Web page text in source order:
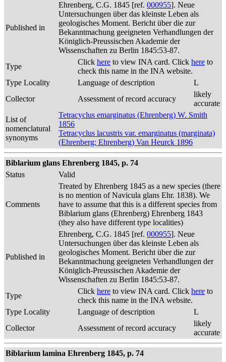
Published in
Ehrenberg, C.G. 1845 [ref. 000955]. Neue
Untersuchungen über das kleinste Leben als
geologisches Moment. Bericht über die zur
Bekanntmachung geeigneten Verhandlungen der
Königlich-Preussischen Akademie der
Wissenschaften zu Berlin 1845:53-87.
Type
Click here to view INA card. Click here to
check this name in the INA website.
Type Locality
Language of description
L
Collector
Assessment of record accuracy
likely
accurate
List of
nomenclatural
synonyms
Tetracyclus emarginatus (Ehrenberg) W. Smith
1856
Tetracyclus lacustris var. emarginatus (marginata)
(Ehrenberg; Ehrenberg) Van Heurck 1896
Biblarium glans Ehrenberg 1845, p. 74
Status
Valid
Comments
Treated by Ehrenberg 1845 as a new species (there
is no mention of Navicula glans Ehr. 1838). We
have to assume that this is a different species from
Biblarium glans (Ehrenberg) Ehrenberg 1843
(they also have different type localities)
Published in
Ehrenberg, C.G. 1845 [ref. 000955]. Neue
Untersuchungen über das kleinste Leben als
geologisches Moment. Bericht über die zur
Bekanntmachung geeigneten Verhandlungen der
Königlich-Preussischen Akademie der
Wissenschaften zu Berlin 1845:53-87.
Type
Click here to view INA card. Click here to
check this name in the INA website.
Type Locality
Language of description
L
Collector
Assessment of record accuracy
likely
accurate
Biblarium lamina Ehrenberg 1845, p. 74